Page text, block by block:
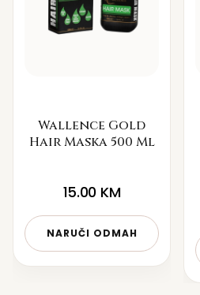
Wallence Gold
Hair Maska 500 Ml
15.00 KM
NARUČI ODMAH